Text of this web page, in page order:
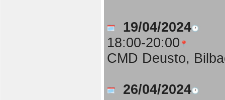
19/04/2024
18:00-20:00
CMD Deusto,
26/04/2024